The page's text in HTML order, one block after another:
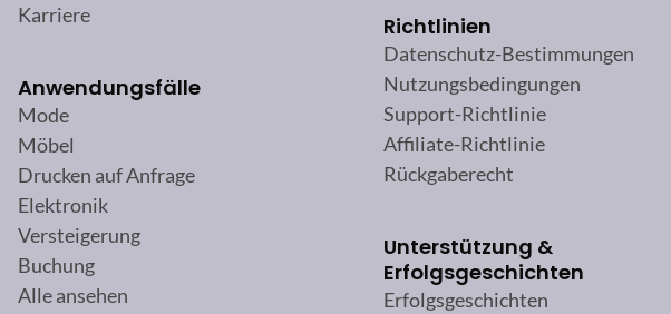
Karriere
Anwendungsfälle
Mode
Möbel
Drucken auf Anfrage
Elektronik
Versteigerung
Buchung
Alle ansehen
Richtlinien
Datenschutz-Bestimmungen
Nutzungsbedingungen
Support-Richtlinie
Affiliate-Richtlinie
Rückgaberecht
Unterstützung &
Erfolgsgeschichten
Erfolgsgeschichten